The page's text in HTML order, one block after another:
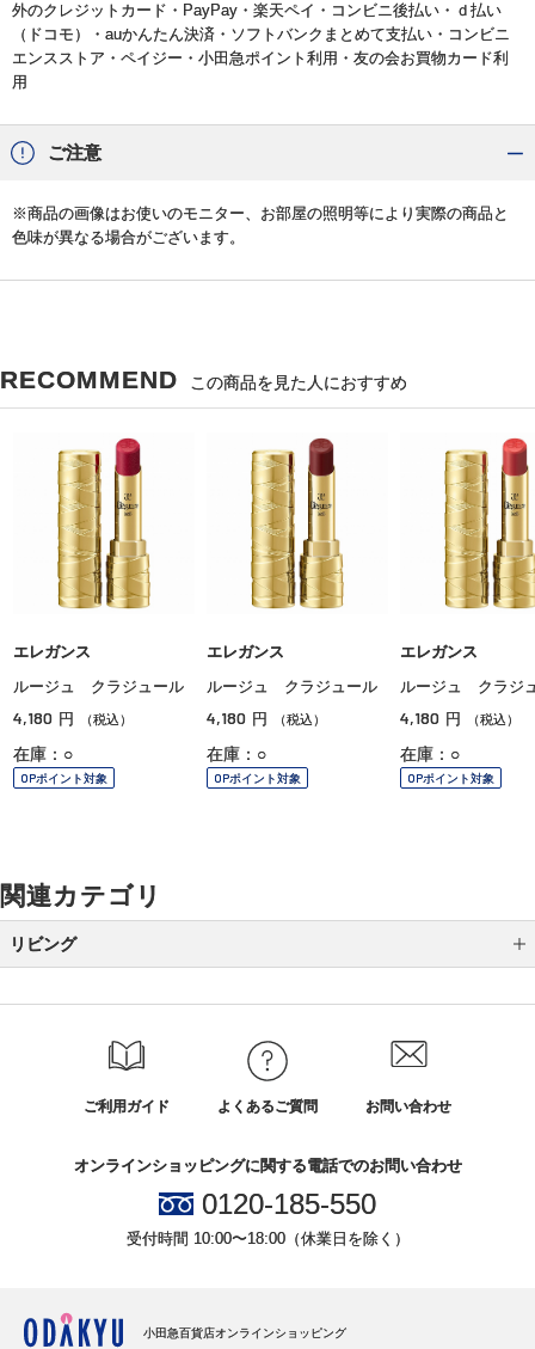
外のクレジットカード・PayPay・楽天ペイ・コンビニ後払い・ｄ払い
（ドコモ）・auかんたん決済・ソフトバンクまとめて支払い・コンビニ
エンスストア・ペイジー・小田急ポイント利用・友の会お買物カード利
用
ご注意
※商品の画像はお使いのモニター、お部屋の照明等により実際の商品と
色味が異なる場合がございます。
RECOMMEND この商品を見た人におすすめ
エレガンス
ルージュ クラジュール
4,180 円 （税込）
在庫：○
OPポイント対象
エレガンス
ルージュ クラジュール
4,180 円 （税込）
在庫：○
OPポイント対象
エレガンス
ルージュ クラジ
4,180 円 （税込）
在庫：○
OPポイント対象
関連カテゴリ
リビング
ご利用ガイド よくあるご質問 お問い合わせ
オンラインショッピングに関する電話でのお問い合わせ
0120-185-550
受付時間 10:00〜18:00（休業日を除く）
小田急百貨店オンラインショッピング